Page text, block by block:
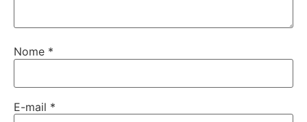
Nome *
E-mail *